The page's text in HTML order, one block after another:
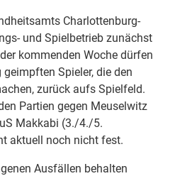
Charlottenburg-
und Spielbetrieb zunächst
kommenden Woche dürfen
Spieler, die den
zurück aufs Spielfeld.
Partien gegen Meuselwitz
Makkabi (3./4./5.
aktuell noch nicht fest.
Ausfällen behalten